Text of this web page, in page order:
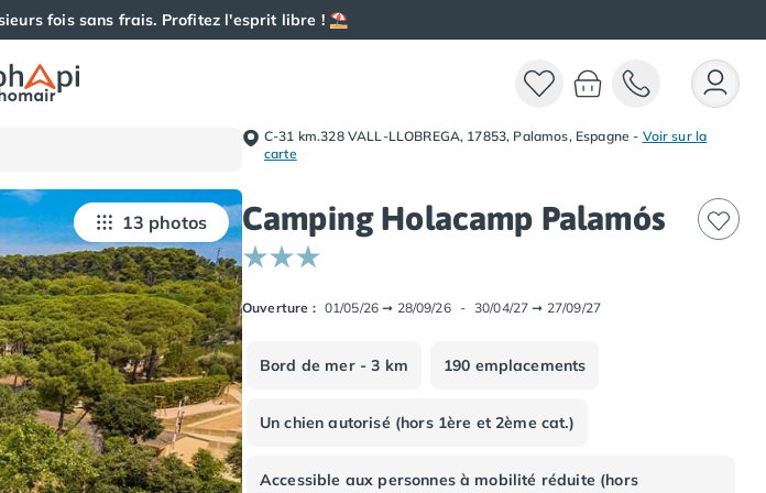
fois sans frais. Profitez l'esprit libre ! ⛱️
13 photos
C-31 km.328 VALL-LLOBREGA, 17853, Palamos, Espagne - Voir sur la
carte
Camping Holacamp Palamós
Ouverture : 01/05/26 ➞ 28/09/26 - 30/04/27 ➞ 27/09/27
Bord de mer - 3 km 190 emplacements
Un chien autorisé (hors 1ère et 2ème cat.)
Accessible aux personnes à mobilité réduite (hors